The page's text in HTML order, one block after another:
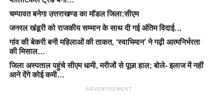
चम्पावत बनेगा उत्तराखण्ड का मॉडल जिला:सीएम
जनरल खंडूरी को राजकीय सम्मान के साथ दी गई अंतिम विदाई…
गांव की बेकरी बनी महिलाओं की ताकत, ‘स्वाभिमान’ ने गढ़ी आत्मनिर्भरता
की मिसाल…
जिला अस्पताल पहुंचे सीएम धामी, मरीजों से पूछा हाल; बोले- इलाज में नहीं
आने देंगे कोई कमी…
ADVERTISEMENT